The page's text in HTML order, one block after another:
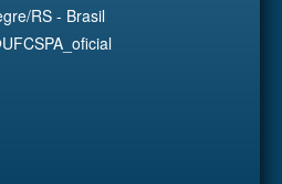
RS - Brasil